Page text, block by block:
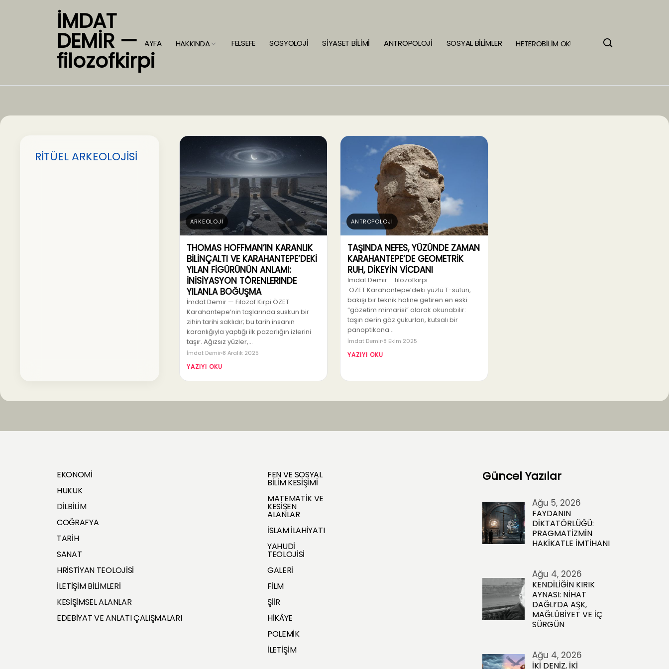
İMDAT
DEMİR —
filozofkirpi
ANASAYFA HAKKINDA FELSEFE SOSYOLOJİ SİYASET BİLİMİ ANTROPOLOJİ SOSYAL BİLİMLER HETEROBİLİM OKULU
RİTÜEL ARKEOLOJİSİ
ARKEOLOJİ
THOMAS HOFFMAN’IN KARANLIK
BİLİNÇALTI VE KARAHANTEPE’DEKİ
YILAN FİGÜRÜNÜN ANLAMI:
İNİSİYASYON TÖRENLERINDE
YILANLA BOĞUŞMA
İmdat Demir — Filozof Kirpi ÖZET
Karahantepe’nin taşlarında suskun bir
zihin tarihi saklıdır; bu tarih insanın
karanlığıyla yaptığı ilk pazarlığın izlerini
taşır. Ağızsız yüzler,…
İmdat Demir 8 Aralık 2025
YAZIYI OKU
ANTROPOLOJİ
TAŞINDA NEFES, YÜZÜNDE ZAMAN
KARAHANTEPE’DE GEOMETRİK
RUH, DİKEYİN VİCDANI
İmdat Demir —filozofkirpi
ÖZET Karahantepe’deki yüzlü T-sütun,
bakışı bir teknik haline getiren en eski
“gözetim mimarisi” olarak okunabilir:
taşın derin göz çukurları, kutsalı bir
panoptikona…
İmdat Demir 8 Ekim 2025
YAZIYI OKU
EKONOMİ
HUKUK
DİLBİLİM
COĞRAFYA
TARİH
SANAT
HRİSTİYAN TEOLOJİSİ
İLETİŞİM BİLİMLERİ
KESİŞİMSEL ALANLAR
EDEBİYAT VE ANLATI ÇALIŞMALARI
FEN VE SOSYAL
BİLİM KESİŞİMİ
MATEMATİK VE
KESİŞEN
ALANLAR
İSLAM İLAHİYATI
YAHUDİ
TEOLOJİSİ
GALERİ
FİLM
ŞİİR
HİKÂYE
POLEMİK
İLETİŞİM
Güncel Yazılar
Ağu 5, 2026
FAYDANIN
DİKTATÖRLÜĞÜ:
PRAGMATİZMİN
HAKİKATLE İMTİHANI
Ağu 4, 2026
KENDİLİĞİN KIRIK
AYNASI: NİHAT
DAĞLI’DA AŞK,
MAĞLÛBİYET VE İÇ
SÜRGÜN
Ağu 4, 2026
İKİ DENİZ, İKİ